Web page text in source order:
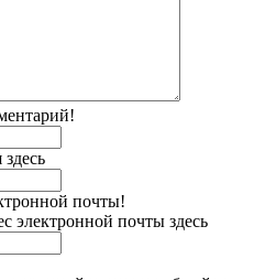
почты!
электронной почты здесь